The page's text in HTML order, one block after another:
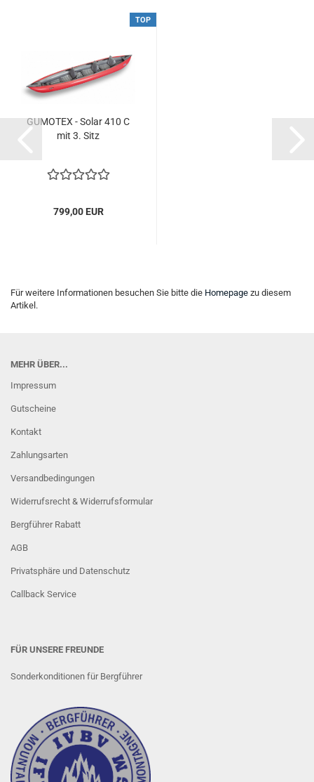
TOP
GUMOTEX - Solar 410 C
mit 3. Sitz
799,00 EUR
Für weitere Informationen besuchen Sie bitte die Homepage zu diesem
Artikel.
MEHR ÜBER...
Impressum
Gutscheine
Kontakt
Zahlungsarten
Versandbedingungen
Widerrufsrecht & Widerrufsformular
Bergführer Rabatt
AGB
Privatsphäre und Datenschutz
Callback Service
FÜR UNSERE FREUNDE
Sonderkonditionen für Bergführer